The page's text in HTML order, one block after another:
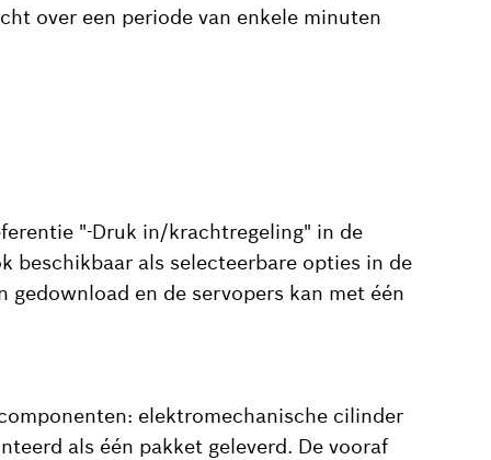
over een periode van enkele minuten
"-Druk in/krachtregeling" in de
beschikbaar als selecteerbare opties in de
en de servopers kan met één
elektromechanische cilinder
als één pakket geleverd. De vooraf